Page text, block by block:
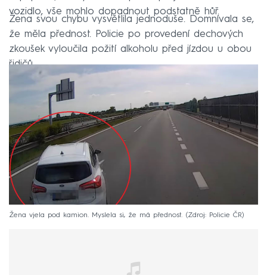
vozidlo, vše mohlo dopadnout podstatně hůř.
Žena svou chybu vysvětlila jednoduše. Domnívala se,
že měla přednost. Policie po provedení dechových
zkoušek vyloučila požití alkoholu před jízdou u obou
řidičů
Žena vjela pod kamion. Myslela si, že má přednost. Zdroj: Policie ČR